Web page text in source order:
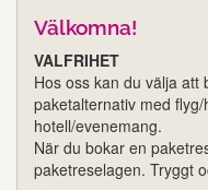
Välkomna!
VALFRIHET
Hos oss kan du välja att
paketalternativ med
hotell/evenemang.
När du bokar en
paketreselagen. Tryggt